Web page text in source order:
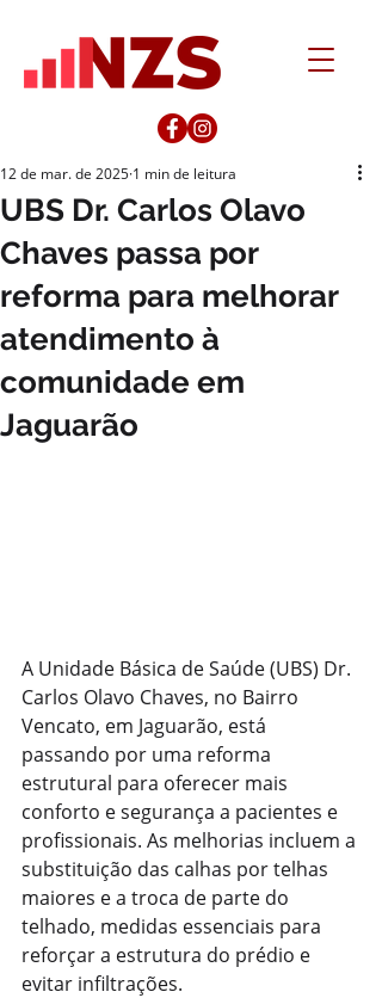
UBS Dr. Carlos Olavo
Chaves passa por
reforma para melhorar
atendimento à
comunidade em
Jaguarão
12 de mar. de 2025 1 min de leitura
A Unidade Básica de Saúde (UBS) Dr.
Carlos Olavo Chaves, no Bairro
Vencato, em Jaguarão, está
passando por uma reforma
estrutural para oferecer mais
conforto e segurança a pacientes e
profissionais. As melhorias incluem a
substituição das calhas por telhas
maiores e a troca de parte do
telhado, medidas essenciais para
reforçar a estrutura do prédio e
evitar infiltrações.